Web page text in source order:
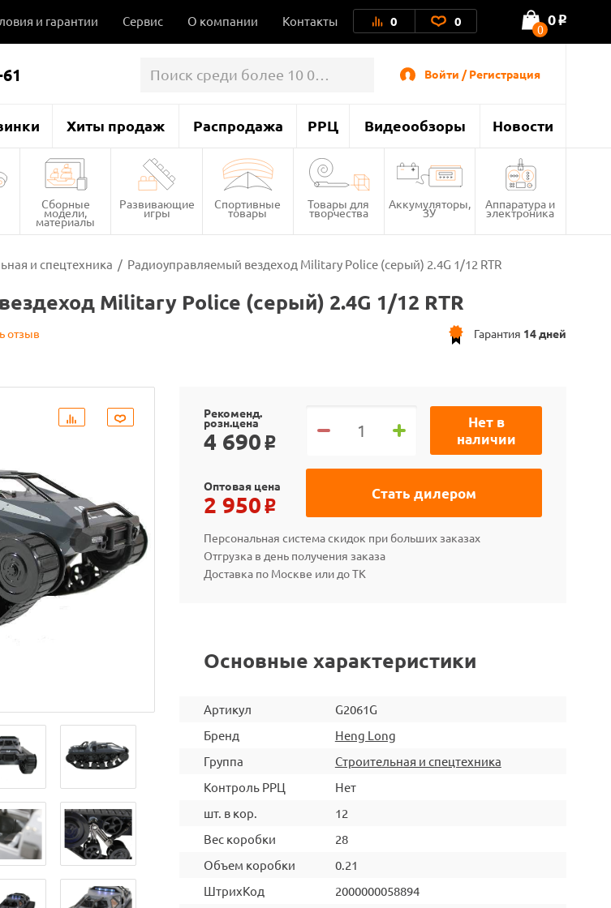
и гарантии Сервис О компании Контакты 0 0 0
0 o
Войти / Регистрация
Хиты продаж Распродажа РРЦ Видеообзоры Новости
Сборные
модели,
материалы
Развивающие
игры
Спортивные
товары
Товары для
творчества
Аккумуляторы,
ЗУ
Аппаратура и
электроника
и спецтехника / Радиоуправляемый вездеход Military Police (серый) 2.4G 1/12 RTR
Military Police (серый) 2.4G 1/12 RTR
отзыв Гарантия 14 дней
Рекоменд.
розн.цена
4 690 o
Нет в
наличии
Стать дилером
Оптовая цена
2 950 o
Персональная система скидок при больших заказах
Отгрузка в день получения заказа
Доставка по Москве или до ТК
Основные характеристики
Артикул
G2061G
Бренд
Heng Long
Группа
Строительная и спецтехника
Контроль РРЦ
Нет
шт. в кор.
12
Вес коробки
28
Объем коробки
0.21
ШтрихКод
2000000058894